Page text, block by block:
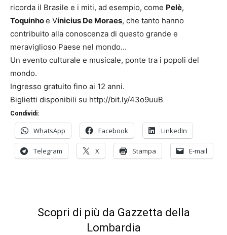
ricorda il Brasile e i miti, ad esempio, come Pelè,
Toquinhoe Vinicius De Moraes, che tanto hanno
contribuito alla conoscenza di questo grande e
meraviglioso Paese nel mondo…
Un evento culturale e musicale, ponte tra i popoli del
mondo.
Ingresso gratuito fino ai 12 anni.
Biglietti disponibili su http://bit.ly/43o9uuB
Condividi:
WhatsApp Facebook LinkedIn
Telegram X Stampa E-mail
Scopri di più da Gazzetta della
Lombardia